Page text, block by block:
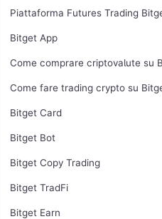
Piattaforma Futures Trading
Bitget App
Come comprare criptovalute su
Come fare trading crypto su
Bitget Card
Bitget Bot
Bitget Copy Trading
Bitget TradFi
Bitget Earn